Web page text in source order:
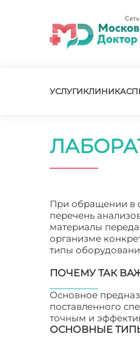
УСЛУГИКЛИНИКА
При обращении в
перечень
материалы
организме
типы
ПОЧЕМУ ТАК
Основное
поставленного
точным и
ОСНОВНЫЕ